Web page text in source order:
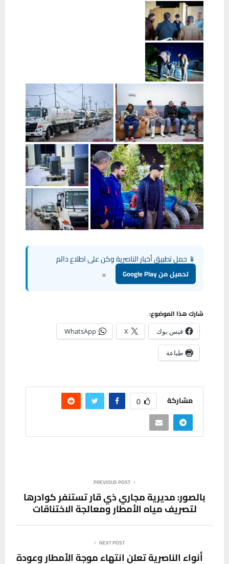
📱 حمل تطبيق أخبار الناصرية وكن على اطلاع دائم
تحميل من Google Play ×
شارك هذا الموضوع:
فيس بوك X
WhatsApp
طباعة
مشاركة 0
PREVIOUS POST
بالصور: مديرية مجاري ذي قار تستنفر كوادرها
لتصريف مياه الأمطار ومعالجة الاختناقات
NEXT POST
أنواء الناصرية تعلن انتهاء موجة الأمطار وعودة